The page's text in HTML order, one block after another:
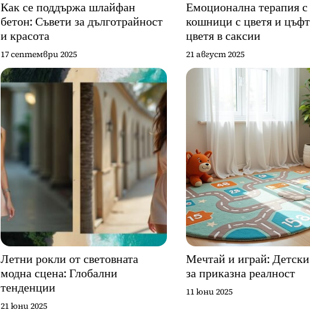
Как се поддържа шлайфан
бетон: Съвети за дълготрайност
и красота
17 септември 2025
Емоционална терапия с
кошници с цветя и
цветя в саксии
21 август 2025
Летни рокли от световната
модна сцена: Глобални
тенденции
21 юни 2025
Мечтай и играй:
за приказна реалност
11 юни 2025